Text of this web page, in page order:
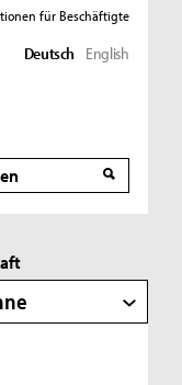
für Beschäftigte
Deutsch English